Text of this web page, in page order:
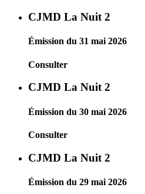
CJMD La Nuit 2
Émission du 31 mai 2026
Consulter
CJMD La Nuit 2
Émission du 30 mai 2026
Consulter
CJMD La Nuit 2
Émission du 29 mai 2026